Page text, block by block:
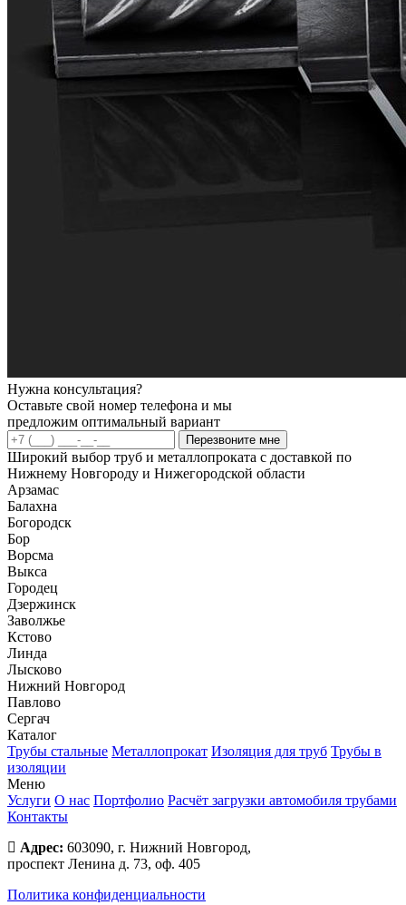
Нужна консультация?
Оставьте свой номер телефона и мы
предложим оптимальный вариант
Перезвоните мне
Широкий выбор труб и металлопроката с доставкой по
Нижнему Новгороду и Нижегородской области
Арзамас
Балахна
Богородск
Бор
Ворсма
Выкса
Городец
Дзержинск
Заволжье
Кстово
Линда
Лысково
Нижний Новгород
Павлово
Сергач
Каталог
Трубы стальные Металлопрокат Изоляция для труб Трубы в
изоляции
Меню
Услуги О нас Портфолио Расчёт загрузки автомобиля трубами
Контакты
Адрес: 603090, г. Нижний Новгород,
проспект Ленина д. 73, оф. 405
Политика конфиденциальности